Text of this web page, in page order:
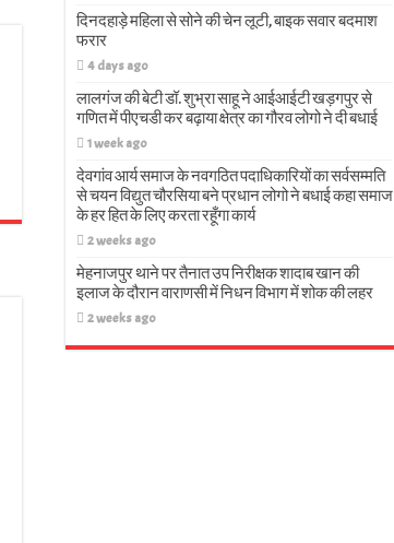
दिनदहाड़े महिला से सोने की चेन लूटी, बाइक सवार बदमाश
फरार
4 days ago
लालगंज की बेटी डॉ. शुभ्रा साहू ने आईआईटी खड़गपुर से
गणित में पीएचडी कर बढ़ाया क्षेत्र का गौरव लोगो ने दी बधाई
1 week ago
देवगांव आर्य समाज के नवगठित पदाधिकारियों का सर्वसम्मति
से चयन विद्युत चौरसिया बने प्रधान लोगो ने बधाई कहा समाज
के हर हित के लिए करता रहूँगा कार्य
2 weeks ago
मेहनाजपुर थाने पर तैनात उप निरीक्षक शादाब खान की
इलाज के दौरान वाराणसी में निधन विभाग में शोक की लहर
2 weeks ago